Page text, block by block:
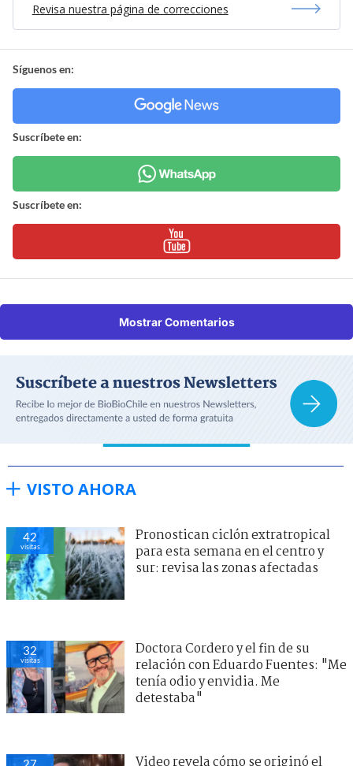
Revisa nuestra página de correcciones
Síguenos en:
Suscríbete en:
Suscríbete en:
Mostrar Comentarios
VISTO AHORA
42
visitas
Pronostican ciclón extratropical
para esta semana en el centro y
sur: revisa las zonas afectadas
32
visitas
Doctora Cordero y el fin de su
relación con Eduardo Fuentes: "Me
tenía odio y envidia. Me
detestaba"